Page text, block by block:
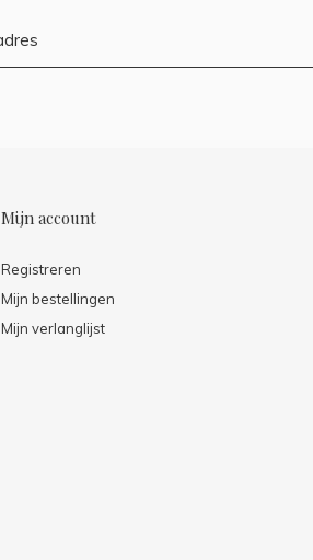
Mijn account
Registreren
Mijn bestellingen
Mijn verlanglijst